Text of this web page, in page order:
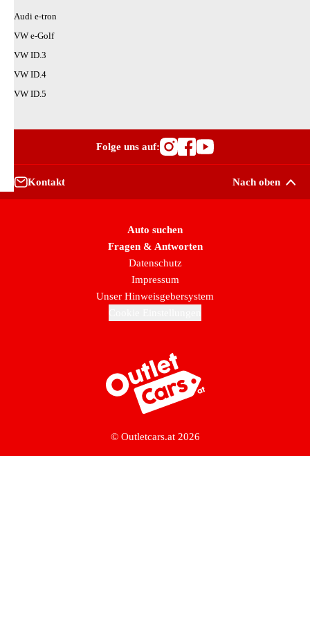
Audi e-tron
VW e-Golf
VW ID.3
VW ID.4
VW ID.5
Folge uns auf:
Besuche
Besuche
Besuche
Kontakt Nach oben
Auto suchen
Fragen & Antworten
Datenschutz
Impressum
Unser Hinweisgebersystem
Zur Startseite
© Outletcars.at 2026